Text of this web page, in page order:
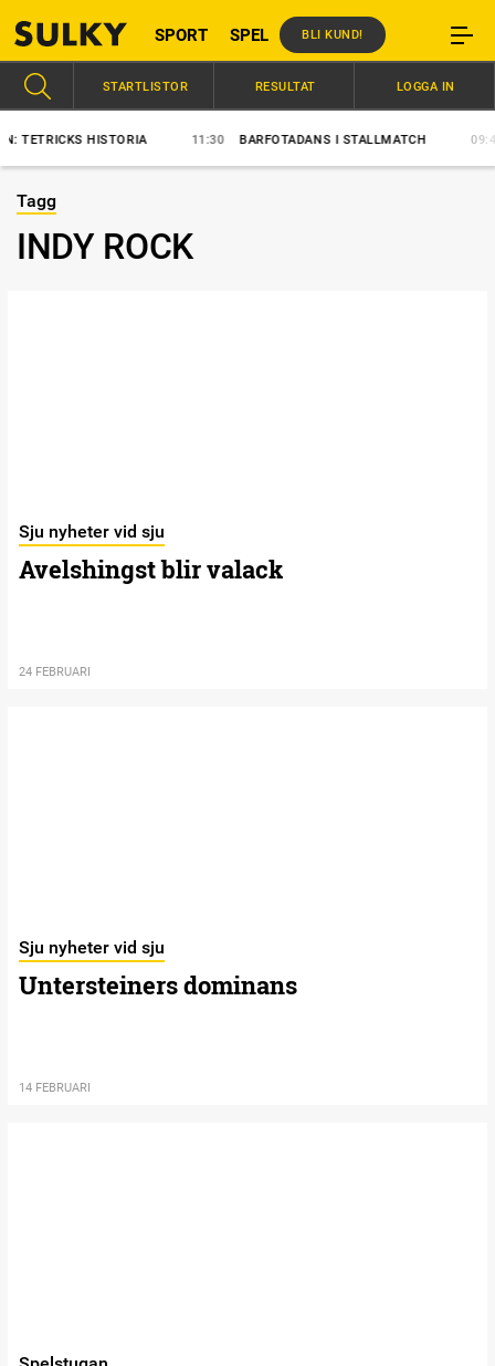
SPORT SPEL BLI KUND!
HISTORIA 11:30 BARFOTADANS I STALLMATCH 09:46
STARTLISTOR RESULTAT LOGGA IN
Tagg
INDY ROCK
Sju nyheter vid sju
Avelshingst blir valack
24 FEBRUARI
Sju nyheter vid sju
Untersteiners dominans
14 FEBRUARI